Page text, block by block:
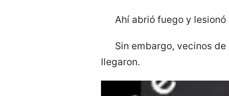
Ahí abrió fuego y
Sin embargo, vecinos
llegaron.
Reproductor